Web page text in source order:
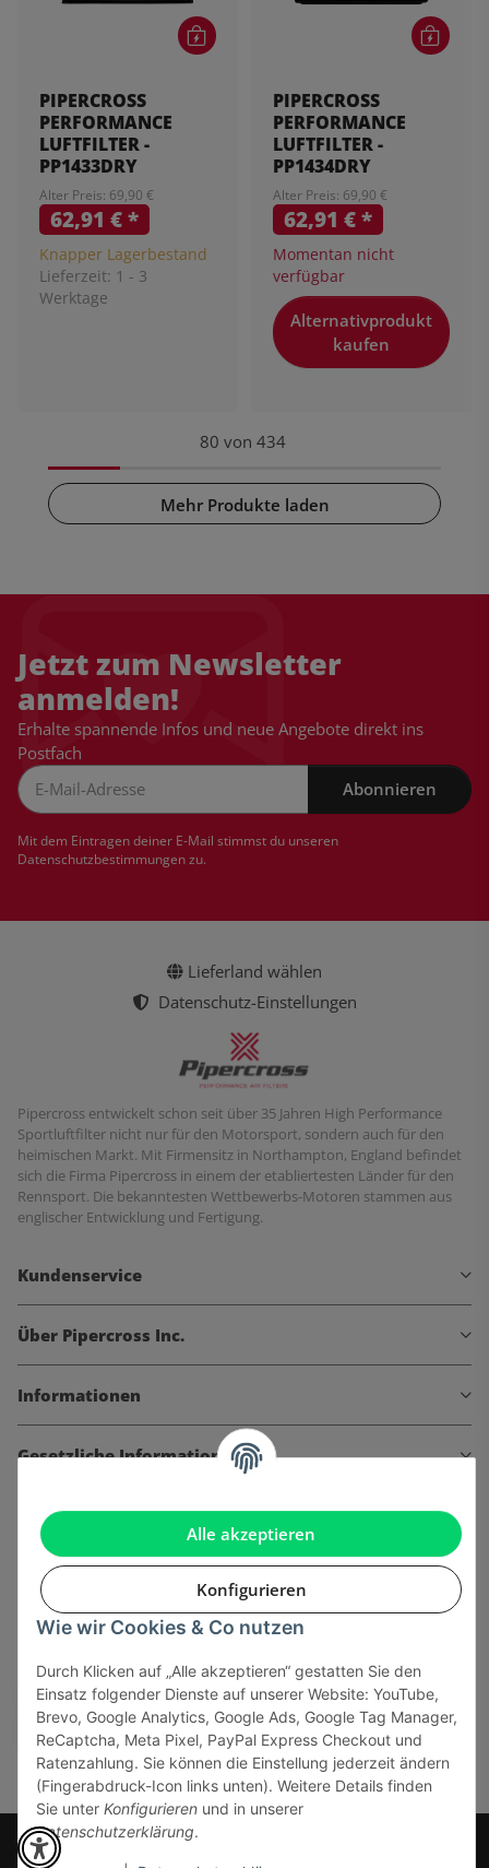
Alle akzeptieren
Konfigurieren
Wie wir Cookies & Co nutzen
Durch Klicken auf „Alle akzeptieren“ gestatten Sie den
Einsatz folgender Dienste auf unserer Website: YouTube,
Brevo, Google Analytics, Google Ads, Google Tag Manager,
ReCaptcha, Meta Pixel, PayPal Express Checkout und
Ratenzahlung. Sie können die Einstellung jederzeit ändern
(Fingerabdruck-Icon links unten). Weitere Details finden
Sie unter Konfigurieren und in unserer
Datenschutzerklärung.
PIPERCROSS
PERFORMANCE
LUFTFILTER -
PP1433DRY
Alter Preis: 69,90 €
62,91 €*
Knapper Lagerbestand
Lieferzeit: 1 - 3
Werktage
PIPERCROSS
PERFORMANCE
LUFTFILTER -
PP1434DRY
Alter Preis: 69,90 €
62,91 €*
Momentan nicht
verfügbar
Alternativprodukt
kaufen
80 von 434
Mehr Produkte laden
Jetzt zum Newsletter
anmelden!
Erhalte spannende Infos und neue Angebote direkt ins
Postfach
Abonnieren
Mit dem Eintragen deiner E-Mail stimmst du unseren
Datenschutzbestimmungenzu.
Lieferland wählen
Datenschutz-Einstellungen
Pipercross entwickelt schon seit über 35 Jahren High Performance
Sportluftfilter nicht nur für den Motorsport, sondern auch für den
heimischen Markt. Mit Firmensitz in Northampton, England befindet
sich die Firma Pipercross in einem der etabliertesten Länder für den
Rennsport. Die bekanntesten Wettbewerbs-Motoren stammen aus
englischer Entwicklung und Fertigung.
Kundenservice
Über Pipercross Inc.
Informationen
Gesetzliche Informationen
Onlinehandel basiert auf Vertrauen:
Sicher bezahlen via:
* Alle Preise inkl. gesetzlicher USt., zzgl.
© J+A Handels GmbH
Perfected by